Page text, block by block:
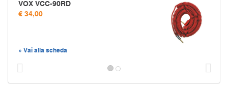
VOX VCC-90RD
€ 34,00
» Vai alla scheda